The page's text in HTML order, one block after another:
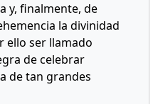
y, finalmente, de
la divinidad
ello ser llamado
de celebrar
de tan grandes